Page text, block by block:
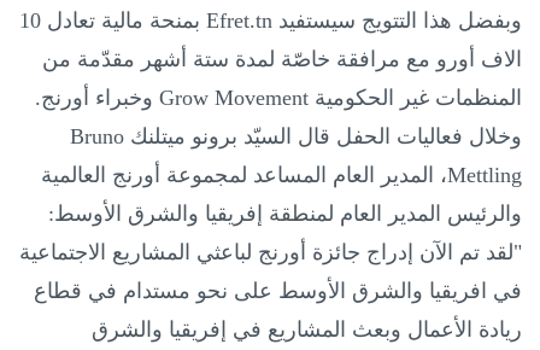
وبفضل هذا التتويج سيستفيد Efret.tn
بمنحة مالية تعادل 10
الاف أورو مع مرافقة خاصّة لمدة ستة أشهر مقدّمة من
المنظمات غير الحكومية Grow Movement وخبراء أورنج.
وخلال فعاليات الحفل قال السيّد برونو ميتلنك Bruno
Mettling، المدير العام المساعد لمجموعة أورنج العالمية
والرئيس المدير العام لمنطقة إفريقيا والشرق الأوسط:
"لقد تم الآن إدراج جائزة أورنج لباعثي المشاريع الاجتماعية
في افريقيا والشرق الأوسط على نحو مستدام في قطاع
ريادة الأعمال وبعث المشاريع في إفريقيا والشرق